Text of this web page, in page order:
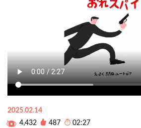
2025.02.14
4,432
487 02:27